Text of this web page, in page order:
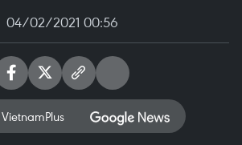
04/02/2021 00:56